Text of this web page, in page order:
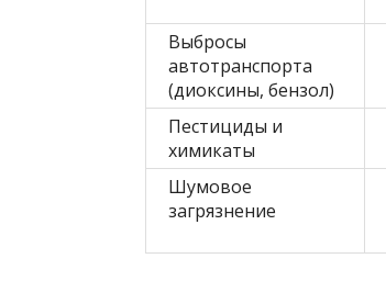
Выбросы
автотранспорта
(диоксины, бензол)
Пестициды и
химикаты
Шумовое
загрязнение